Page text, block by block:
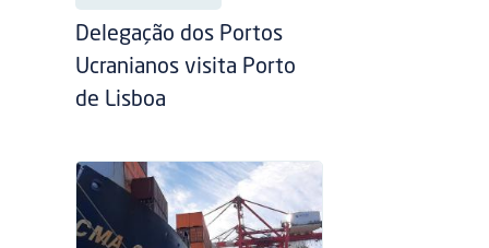
Delegação dos Portos
Ucranianos visita Porto
de Lisboa